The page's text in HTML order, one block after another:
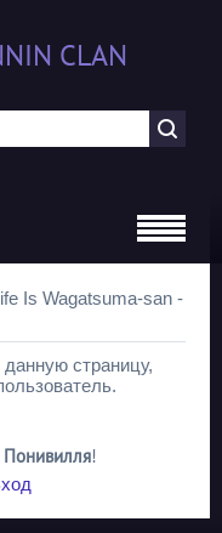
CLAN
Is Wagatsuma-san -
страницу,
Понивилля!